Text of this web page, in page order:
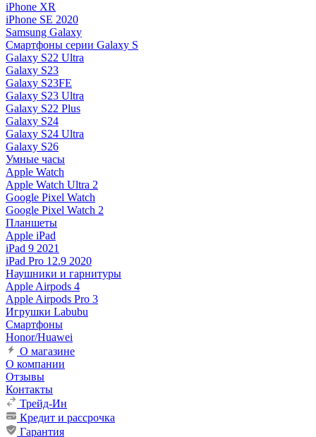
iPhone XR
iPhone SE 2020
Samsung Galaxy
Смартфоны серии Galaxy S
Galaxy S22 Ultra
Galaxy S23
Galaxy S23FE
Galaxy S23 Ultra
Galaxy S22 Plus
Galaxy S24
Galaxy S24 Ultra
Galaxy S26
Умные часы
Apple Watch
Apple Watch Ultra 2
Google Pixel Watch
Google Pixel Watch 2
Планшеты
Apple iPad
iPad 9 2021
iPad Pro 12.9 2020
Наушники и гарнитуры
Apple Airpods 4
Apple Airpods Pro 3
Игрушки Labubu
Смартфоны
Honor/Huawei
О магазине
О компании
Отзывы
Контакты
Трейд-Ин
Кредит и рассрочка
Гарантия